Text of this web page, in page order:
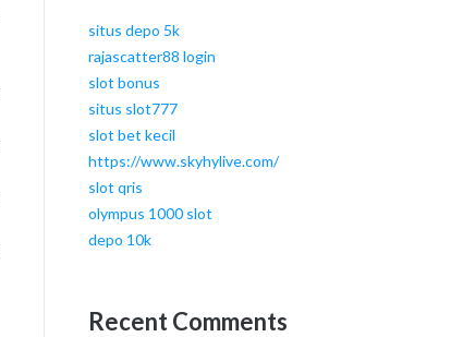
situs depo 5k
rajascatter88 login
slot bonus
situs slot777
slot bet kecil
https://www.skyhylive.com/
slot qris
olympus 1000 slot
depo 10k
Recent Comments